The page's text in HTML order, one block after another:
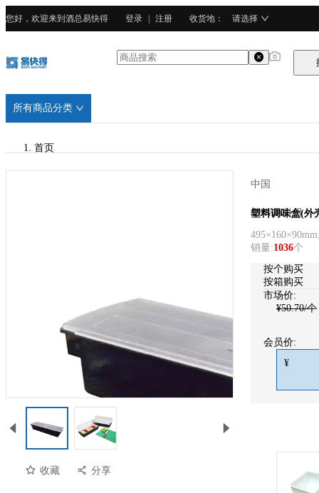
您好，欢迎来到酒总易快得 登录 注册 收货地 ： 请选择
所有商品分类
首页
收藏 分享
中国
CURTA科得
塑料调味盒(外
销量:1036个
按个购买
按箱购买
市场价:
¥50.70/个
会员价:
¥